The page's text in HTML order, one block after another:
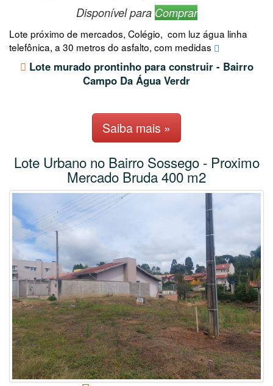
Disponível para Comprar
Lote próximo de mercados, Colégio, com luz água linha
telefônica, a 30 metros do asfalto, com medidas
Lote murado prontinho para construir - Bairro
Campo Da Água Verdr
Saiba mais »
Lote Urbano no Bairro Sossego - Proximo
Mercado Bruda 400 m2